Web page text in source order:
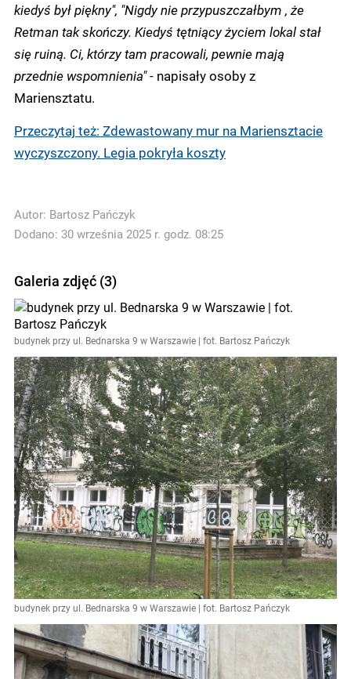
kiedyś był piękny", "Nigdy nie przypuszczałbym , że
Retman tak skończy. Kiedyś tętniący życiem lokal stał
się ruiną. Ci, którzy tam pracowali, pewnie mają
przednie wspomnienia"- napisały osoby z
Mariensztatu.
Przeczytaj też: Zdewastowany mur na Mariensztacie
wyczyszczony. Legia pokryła koszty
Autor: Bartosz Pańczyk
Dodano: 30 września 2025 r. godz. 08:25
Galeria zdjęć (3)
budynek przy ul. Bednarska 9 w Warszawie | fot. Bartosz Pańczyk
budynek przy ul. Bednarska 9 w Warszawie | fot. Bartosz Pańczyk